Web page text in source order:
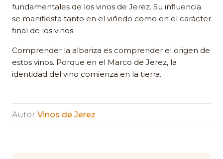
fundamentales de los vinos de Jerez. Su influencia
se manifiesta tanto en el viñedo como en el carácter
final de los vinos.
Comprender la albariza es comprender el origen de
estos vinos. Porque en el Marco de Jerez, la
identidad del vino comienza en la tierra.
Autor Vinos de Jerez